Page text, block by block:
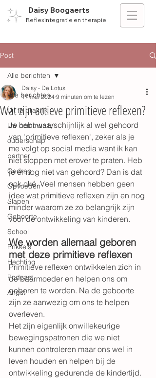
Daisy Boogaerts
Reflexintegratie en therapie
Post
Alle berichten
Uit te praktijk
Uw community
ouderschap
partner
Gedrag
Opvoeden
Slapen
Geboorte
School
Prikkels
Hechting
Podcast
Angst
Alle berichten
Wat zijn actieve primitieve reflexen?
Daisy - De Lotus
17 mei 2024 9 minuten om te lezen
Je hebt waarschijnlijk al wel gehoord
van 'primitieve reflexen', zeker als je
me volgt op social media want ik kan
niet stoppen met erover te praten. Heb
je er nog niet van gehoord? Dan is dat
ook oké. Veel mensen hebben geen
idee wat primitieve reflexen zijn en nog
minder waarom ze zo belangrijk zijn
voor de ontwikkeling van kinderen.
We worden allemaal geboren
met deze primitieve reflexen
Primitieve reflexen ontwikkelen zich in
de baarmoeder en helpen ons om
geboren te worden. Na de geboorte
zijn ze aanwezig om ons te helpen
overleven.
Het zijn eigenlijk onwillekeurige
bewegingspatronen die we niet
kunnen controleren maar ons wel in
leven houden en helpen bij de
ontwikkeling gedurende de kindertijd.